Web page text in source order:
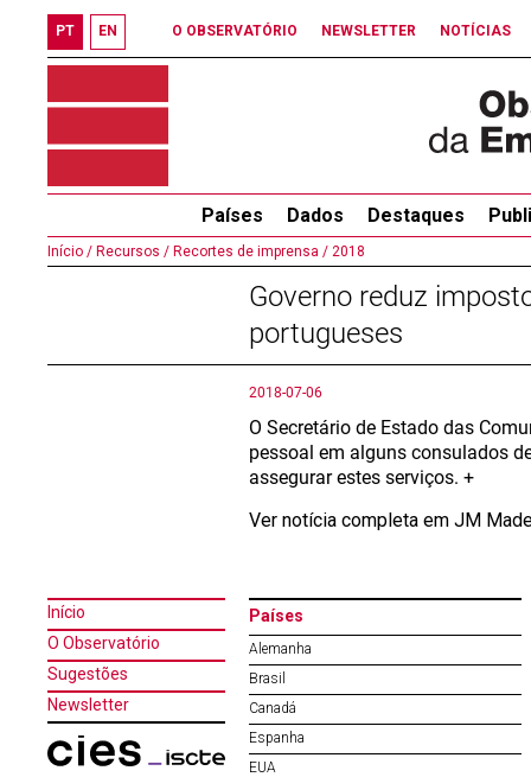
PT EN O OBSERVATÓRIO NEWSLETTER NOTÍCIAS
Países Dados Destaques
Início / Recursos / Recortes de imprensa / 2018
Governo reduz
portugueses
2018-07-06
O Secretário de Estado das
pessoal em alguns consulados
assegurar estes serviços. +
Ver notícia completa em JM
Início
O Observatório
Sugestões
Newsletter
Países
Alemanha
Brasil
Canadá
Espanha
EUA